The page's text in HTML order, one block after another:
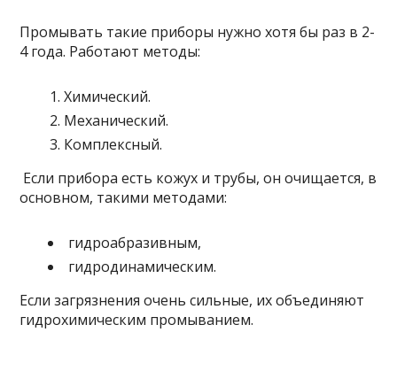
Промывать такие приборы нужно хотя бы раз в 2-
4 года. Работают методы:
Химический.
Механический.
Комплексный.
Если прибора есть кожух и трубы, он очищается, в
основном, такими методами:
гидроабразивным,
гидродинамическим.
Если загрязнения очень сильные, их объединяют
гидрохимическим промыванием.